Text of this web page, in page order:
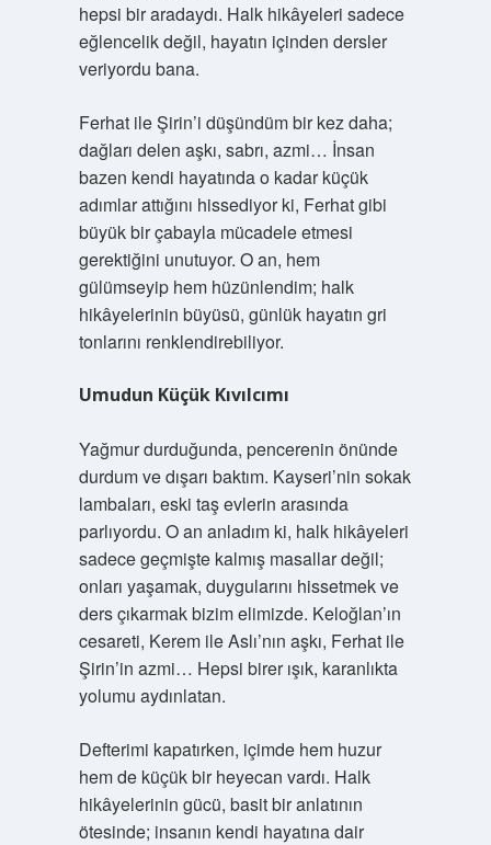
hepsi bir aradaydı. Halk hikâyeleri sadece
eğlencelik değil, hayatın içinden dersler
veriyordu bana.
Ferhat ile Şirin’i düşündüm bir kez daha;
dağları delen aşkı, sabrı, azmi… İnsan
bazen kendi hayatında o kadar küçük
adımlar attığını hissediyor ki, Ferhat gibi
büyük bir çabayla mücadele etmesi
gerektiğini unutuyor. O an, hem
gülümseyip hem hüzünlendim; halk
hikâyelerinin büyüsü, günlük hayatın gri
tonlarını renklendirebiliyor.
Umudun Küçük Kıvılcımı
Yağmur durduğunda, pencerenin önünde
durdum ve dışarı baktım. Kayseri’nin sokak
lambaları, eski taş evlerin arasında
parlıyordu. O an anladım ki, halk hikâyeleri
sadece geçmişte kalmış masallar değil;
onları yaşamak, duygularını hissetmek ve
ders çıkarmak bizim elimizde. Keloğlan’ın
cesareti, Kerem ile Aslı’nın aşkı, Ferhat ile
Şirin’in azmi… Hepsi birer ışık, karanlıkta
yolumu aydınlatan.
Defterimi kapatırken, içimde hem huzur
hem de küçük bir heyecan vardı. Halk
hikâyelerinin gücü, basit bir anlatının
ötesinde; insanın kendi hayatına dair